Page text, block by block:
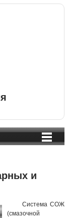
и
Система СОЖ
(смазочной